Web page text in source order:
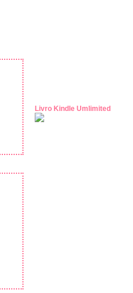
Livro Kindle Umlimited